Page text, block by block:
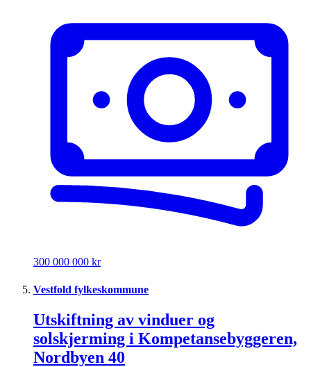
300 000 000 kr
Vestfold fylkeskommune
Utskiftning av vinduer og
solskjerming i Kompetansebyggeren,
Nordbyen 40